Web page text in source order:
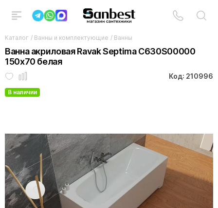
Каталог / Ванны и комплектующие / Ванны
Ванна акриловая Ravak Septima C630S00000
150x70 белая
Код: 210996
В наличии